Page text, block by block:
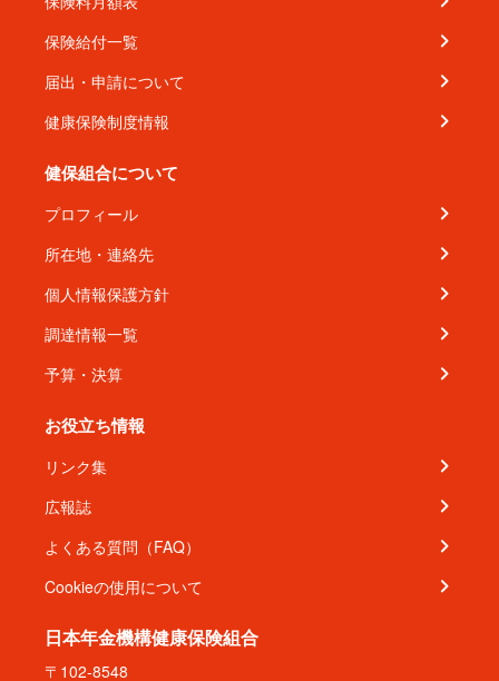
保険給付一覧
届出・申請について
健康保険制度情報
健保組合について
プロフィール
所在地・連絡先
個人情報保護方針
調達情報一覧
予算・決算
お役立ち情報
リンク集
広報誌
よくある質問（FAQ）
Cookieの使用について
日本年金機構健康保険組合
〒102-8548